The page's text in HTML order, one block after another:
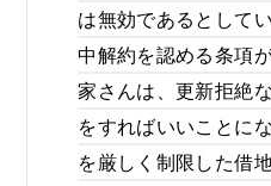
は無効であるとして
中解約を認める条項
家さんは、更新拒絶
をすればいいことに
を厳しく制限した借